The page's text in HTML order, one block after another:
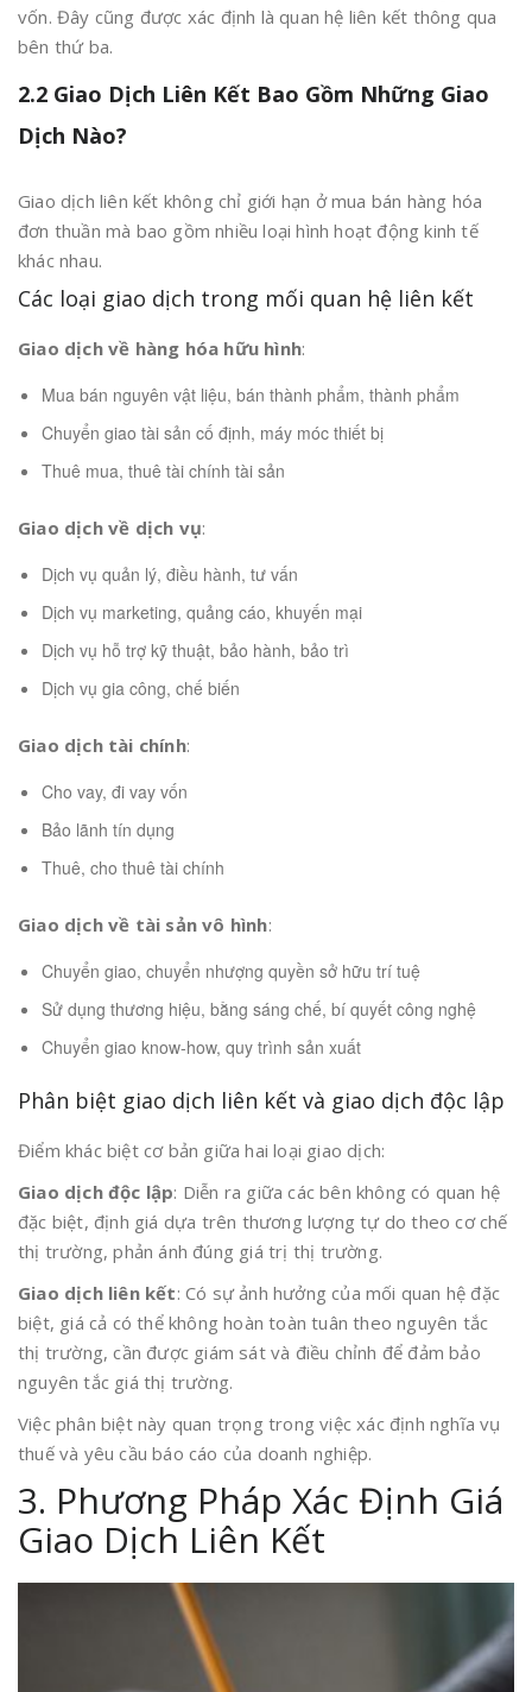
vốn. Đây cũng được xác định là quan hệ liên kết thông qua
bên thứ ba.
2.2 Giao Dịch Liên Kết Bao Gồm Những Giao
Dịch Nào?
Giao dịch liên kết không chỉ giới hạn ở mua bán hàng hóa
đơn thuần mà bao gồm nhiều loại hình hoạt động kinh tế
khác nhau.
Các loại giao dịch trong mối quan hệ liên kết
Giao dịch về hàng hóa hữu hình:
Mua bán nguyên vật liệu, bán thành phẩm, thành phẩm
Chuyển giao tài sản cố định, máy móc thiết bị
Thuê mua, thuê tài chính tài sản
Giao dịch về dịch vụ:
Dịch vụ quản lý, điều hành, tư vấn
Dịch vụ marketing, quảng cáo, khuyến mại
Dịch vụ hỗ trợ kỹ thuật, bảo hành, bảo trì
Dịch vụ gia công, chế biến
Giao dịch tài chính:
Cho vay, đi vay vốn
Bảo lãnh tín dụng
Thuê, cho thuê tài chính
Giao dịch về tài sản vô hình:
Chuyển giao, chuyển nhượng quyền sở hữu trí tuệ
Sử dụng thương hiệu, bằng sáng chế, bí quyết công nghệ
Chuyển giao know-how, quy trình sản xuất
Phân biệt giao dịch liên kết và giao dịch độc lập
Điểm khác biệt cơ bản giữa hai loại giao dịch:
Giao dịch độc lập: Diễn ra giữa các bên không có quan hệ
đặc biệt, định giá dựa trên thương lượng tự do theo cơ chế
thị trường, phản ánh đúng giá trị thị trường.
Giao dịch liên kết: Có sự ảnh hưởng của mối quan hệ đặc
biệt, giá cả có thể không hoàn toàn tuân theo nguyên tắc
thị trường, cần được giám sát và điều chỉnh để đảm bảo
nguyên tắc giá thị trường.
Việc phân biệt này quan trọng trong việc xác định nghĩa vụ
thuế và yêu cầu báo cáo của doanh nghiệp.
3. Phương Pháp Xác Định Giá
Giao Dịch Liên Kết